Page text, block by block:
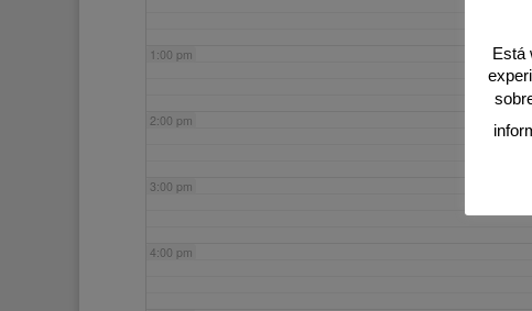
1:00 pm
2:00 pm
3:00 pm
4:00 pm
Está